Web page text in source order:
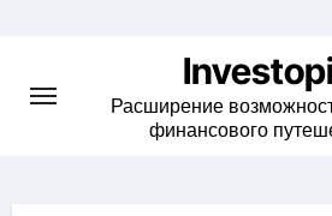
content
Расширение
финансового